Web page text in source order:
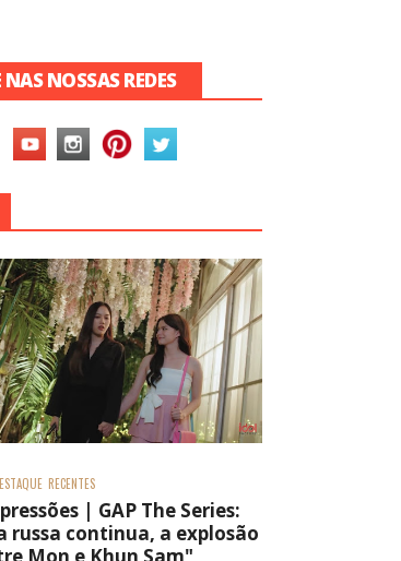
NOSSAS REDES
RECENTES
| GAP The Series:
russa continua, a explosão
Mon e Khun Sam"